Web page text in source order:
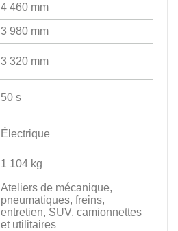
4 460 mm
3 980 mm
3 320 mm
50 s
Électrique
1 104 kg
Ateliers de mécanique,
pneumatiques, freins,
entretien, SUV, camionnettes
et utilitaires